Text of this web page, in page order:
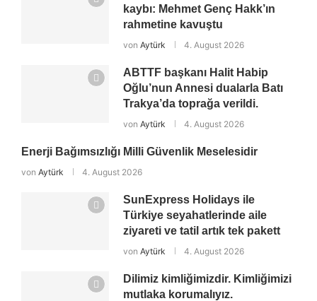
kaybı: Mehmet Genç Hakk’ın
rahmetine kavuştu
vonAytürk 4. August 2026
ABTTF başkanı Halit Habip
Oğlu’nun Annesi dualarla Batı
Trakya’da toprağa verildi.
vonAytürk 4. August 2026
Enerji Bağımsızlığı Milli Güvenlik Meselesidir
von Aytürk 4. August 2026
SunExpress Holidays ile
Türkiye seyahatlerinde aile
ziyareti ve tatil artık tek pakett
vonAytürk 4. August 2026
Dilimiz kimliğimizdir. Kimliğimizi
mutlaka korumalıyız.